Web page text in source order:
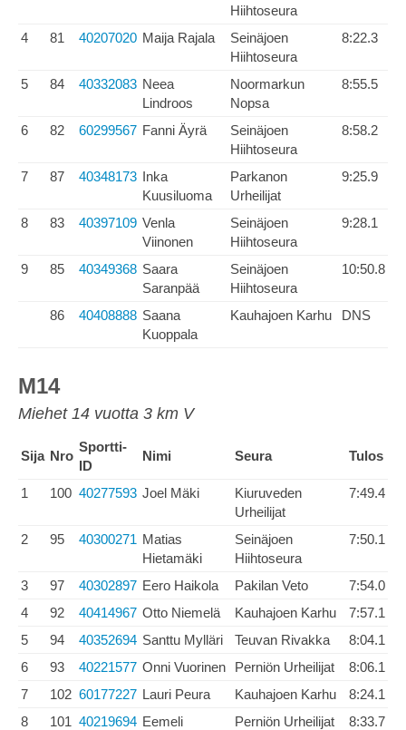
Hiihtoseura
4 81 40207020 Maija Rajala
Seinäjoen
Hiihtoseura
8:22.3
5 84 40332083 Neea
Lindroos
Noormarkun
Nopsa
8:55.5
6 82 60299567 Fanni Äyrä
Seinäjoen
Hiihtoseura
8:58.2
7 87 40348173 Inka
Kuusiluoma
Parkanon
Urheilijat
9:25.9
8 83 40397109 Venla
Viinonen
Seinäjoen
Hiihtoseura
9:28.1
9 85 40349368 Saara
Saranpää
Seinäjoen
Hiihtoseura
10:50.8
86 40408888 Saana
Kuoppala
Kauhajoen Karhu DNS
M14
Miehet 14 vuotta 3 km V
Sija Nro
Sportti-
ID
Nimi Seura Tulos
1 100 40277593 Joel Mäki
Kiuruveden
Urheilijat
7:49.4
2 95 40300271 Matias
Hietamäki
Seinäjoen
Hiihtoseura
7:50.1
3 97 40302897 Eero Haikola Pakilan Veto
7:54.0
4
92 40414967 Otto Niemelä Kauhajoen Karhu
7:57.1
5
94 40352694 Santtu Mylläri Teuvan Rivakka
8:04.1
6
93 40221577 Onni Vuorinen Perniön Urheilijat
8:06.1
7
102 60177227 Lauri Peura Kauhajoen Karhu
8:24.1
8
101 40219694 Eemeli
Perniön Urheilijat 8:33.7